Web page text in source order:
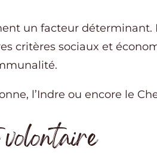
un facteur déterminant.
critères sociaux et
l’Indre ou encore le